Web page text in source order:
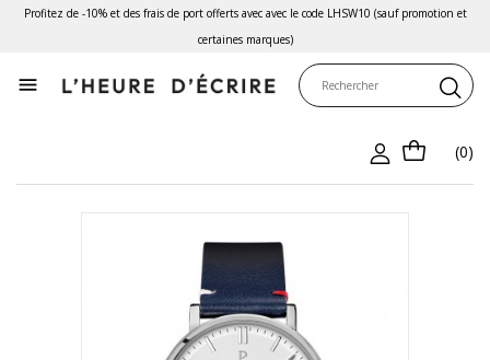
Profitez de -10% et des frais de port offerts avec avec le code LHSW10 (sauf promotion et
certaines marques)

(0)